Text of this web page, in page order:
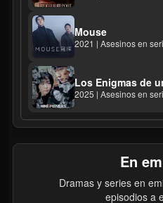
Mouse
2021 | Asesinos en
Los Enigmas de
2025 | Asesinos en
En
Dramas y series en
episodios a